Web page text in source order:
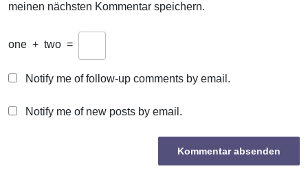
meinen nächsten Kommentar speichern.
one + two =
Notify me of follow-up comments by email.
Notify me of new posts by email.